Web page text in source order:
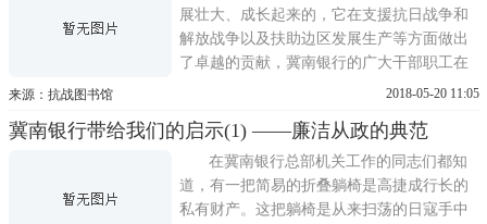
上提出成立晋冀鲁豫边区
展壮大、成长起来的，它在支援抗日战争和
解放战争以及扶助边区发展生产等方面做出
了卓越的贡献，冀南银行的广大干部职工在
那艰苦的岁月里所表现出的一不怕苦、二不
中国而牺牲一切的精神，是我们今天开展三
观教育暨群众路线教育实践活动不可多得的
生动教材。冀南银行成立初期所在...
来源：抗战图书馆 2018-05-20 11:05
冀南银行带给我们的启示(1) ——廉洁从政的典范
在冀南银行总部机关工作的同志们都知
道，有一把简易的折叠躺椅是高捷成行长的
私有财产。这把躺椅是从来扫荡的日寇手中